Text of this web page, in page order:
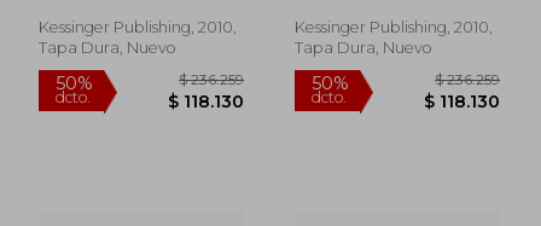
Kessinger Publishing, 2010,
Tapa Dura, Nuevo
Kessinger Publishing, 2010,
Tapa Dura, Nuevo